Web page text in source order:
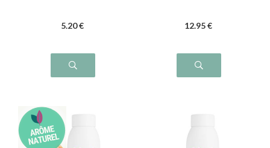
5.20 € 12.95 €